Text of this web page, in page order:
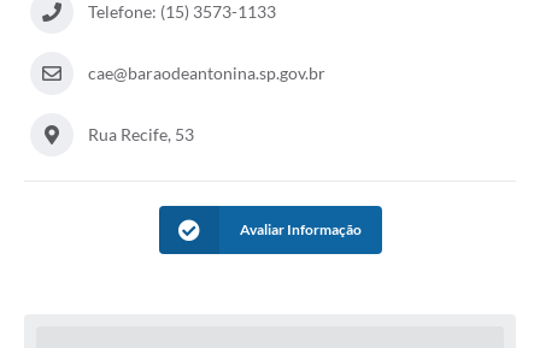
Telefone: (15) 3573-1133
cae@baraodeantonina.sp.gov.br
Rua Recife, 53
Avaliar Informação